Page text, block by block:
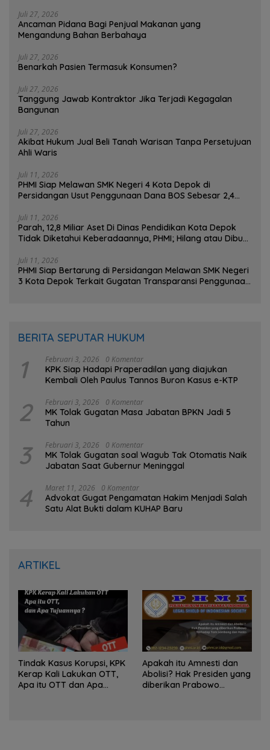
Juli 27, 2026
Ancaman Pidana Bagi Penjual Makanan yang
Mengandung Bahan Berbahaya
Juli 27, 2026
Benarkah Pasien Termasuk Konsumen?
Juli 27, 2026
Tanggung Jawab Kontraktor Jika Terjadi Kegagalan
Bangunan
Juli 27, 2026
Akibat Hukum Jual Beli Tanah Warisan Tanpa Persetujuan
Ahli Waris
Juli 11, 2026
PHMI Siap Melawan SMK Negeri 4 Kota Depok di
Persidangan Usut Penggunaan Dana BOS Sebesar 2,4
Juli 11, 2026
Parah, 12,8 Miliar Aset Di Dinas Pendidikan Kota Depok
Tidak Diketahui Keberadaannya, PHMI; Hilang atau Dibuat
Juli 11, 2026
PHMI Siap Bertarung di Persidangan Melawan SMK Negeri
3 Kota Depok Terkait Gugatan Transparansi Penggunaan
BERITA SEPUTAR HUKUM
1 Februari 3, 2026 0 Komentar
KPK Siap Hadapi Praperadilan yang diajukan
Kembali Oleh Paulus Tannos Buron Kasus e-KTP
2 Februari 3, 2026 0 Komentar
MK Tolak Gugatan Masa Jabatan BPKN Jadi 5
Tahun
3 Februari 3, 2026 0 Komentar
MK Tolak Gugatan soal Wagub Tak Otomatis Naik
Jabatan Saat Gubernur Meninggal
4 Maret 11, 2026 0 Komentar
Advokat Gugat Pengamatan Hakim Menjadi Salah
Satu Alat Bukti dalam KUHAP Baru
ARTIKEL
Tindak Kasus Korupsi, KPK
Kerap Kali Lakukan OTT,
Apa itu OTT dan Apa
Apakah itu Amnesti dan
Abolisi? Hak Presiden yang
diberikan Prabowo